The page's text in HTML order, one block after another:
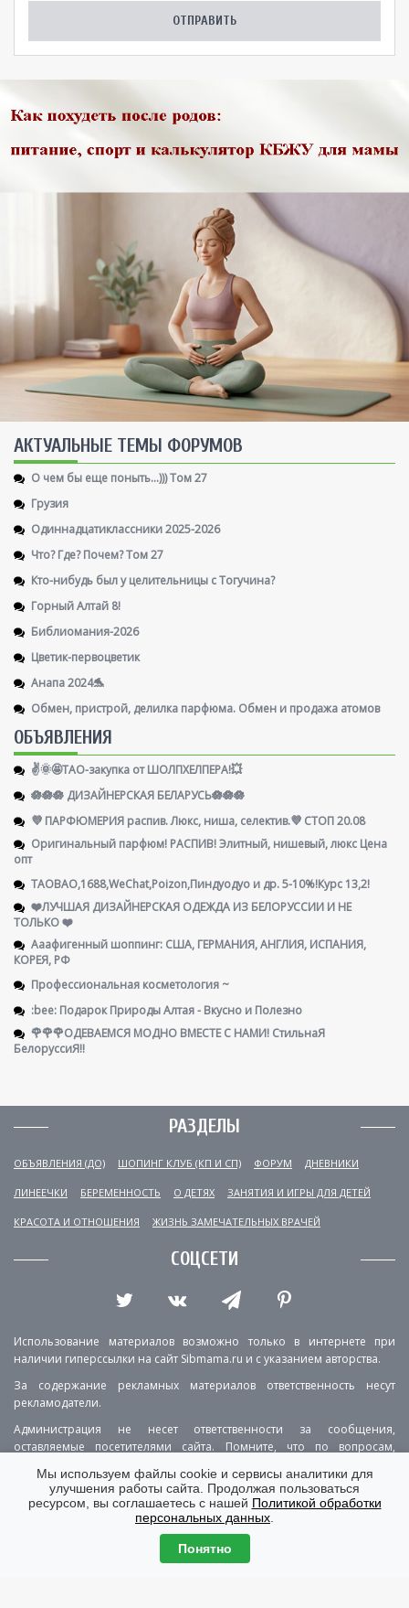
AКТУАЛЬНЫЕ ТЕМЫ ФОРУМОВ
О чем бы еще поныть...))) Том 27
Грузия
Одиннадцатиклассники 2025-2026
Что? Где? Почем? Том 27
Кто-нибудь был у целительницы с Тогучина?
Горный Алтай 8!
Библиомания-2026
Цветик-первоцветик
Анапа 2024🐬
Обмен, пристрой, делилка парфюма. Обмен и продажа атомов
ОБЪЯВЛЕНИЯ
✌️🌞🤩ТАО-закупка от ШОЛПХЕЛПЕРА!💥
🪷🪷🪷 ДИЗАЙНЕРСКАЯ БЕЛАРУСЬ🪷🪷🪷
💜 ПАРФЮМЕРИЯ распив. Люкс, ниша, селектив.💜 СТОП 20.08
Оригинальный парфюм! РАСПИВ! Элитный, нишевый, люкс Цена
опт
TAOBAO,1688,WeChat,Poizon,Пиндуодуо и др. 5-10%!Курс 13,2!
❤️ЛУЧШАЯ ДИЗАЙНЕРСКАЯ ОДЕЖДА ИЗ БЕЛОРУССИИ И НЕ
ТОЛЬКО ❤️
Ааафигенный шоппинг: США, ГЕРМАНИЯ, АНГЛИЯ, ИСПАНИЯ,
КОРЕЯ, РФ
Профессиональная косметология ~
:bee: Подарок Природы Алтая - Вкусно и Полезно
🌹🌹🌹ОДЕВАЕМСЯ МОДНО ВМЕСТЕ С НАМИ! СтильнаЯ
БелоруссиЯ‼
РАЗДЕЛЫ
ОБЪЯВЛЕНИЯ (ДО) ШОПИНГ КЛУБ (КП И СП) ФОРУМ ДНЕВНИКИ
ЛИНЕЕЧКИ БЕРЕМЕННОСТЬ О ДЕТЯХ ЗАНЯТИЯ И ИГРЫ ДЛЯ ДЕТЕЙ
КРАСОТА И ОТНОШЕНИЯ ЖИЗНЬ ЗАМЕЧАТЕЛЬНЫХ ВРАЧЕЙ
СОЦСЕТИ
Использование материалов возможно только в интернете при
наличии гиперссылки на сайт Sibmama.ru и с указанием авторства.
За содержание рекламных материалов ответственность несут
рекламодатели.
Администрация не несет ответственности за сообщения,
оставляемые посетителями сайта. Помните, что по вопросам,
РЕКЛАМА О ПРОЕКТЕ
КОНТАКТЫ
ПОЛИТИКА КОНФИДЕНЦИАЛЬНОСТИ
ВЕРСИЯ ДЛЯ КОМПЬЮТЕРА
Мы используем файлы cookie и сервисы аналитики для
улучшения работы сайта. Продолжая пользоваться
ресурсом, вы соглашаетесь с нашей Политикой обработки
персональных данных
Понятно